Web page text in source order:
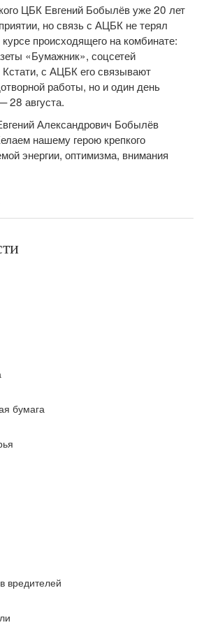
ЦБК Евгений Бобылёв уже 20 лет
но связь с АЦБК не терял
происходящего на комбинате:
«Бумажник», соцсетей
с АЦБК его связывают
работы, но и один день
28 августа.
Александрович Бобылёв
нашему герою крепкого
энергии, оптимизма, внимания
бумага
вредителей